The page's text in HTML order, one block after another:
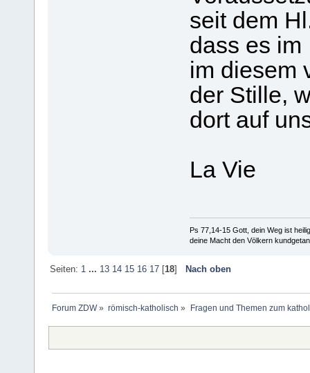
seit dem
dass es im
im diesem
der Stille,
dort auf
La Vie
Ps 77,14-15 Gott, dein Weg ist
deine Macht den Völkern
Seiten: 1 ... 13 14 15 16 17[18] Nach oben
Forum ZDW» römisch-katholisch » Fragen und Themen zum